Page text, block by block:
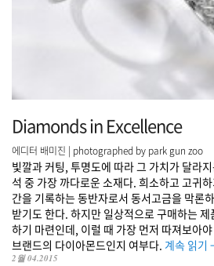
Diamonds in Excellence
에디터 배미진 | photographed by park gun zoo
빛깔과 커팅, 투명도에 따라 그 가치가 달라
석 중 가장 까다로운 소재다. 희소하고 고귀
간을 기록하는 동반자로서 동서고금을 막론
받기도 한다. 하지만 일상적으로 구매하는
하기 마련인데, 이럴 때 가장 먼저 따져보아
브랜드의 다이아몬드인지 여부다. 계속 읽기
2월 04.2015